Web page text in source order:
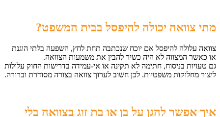
מתי צוואה יכולה להיפסל בבית המשפט?
צוואה עלולה להיפסל אם יוכח שנכתבה תחת לחץ, השפעה בלתי הוגנת
או כאשר המצווה לא היה כשיר להבין את משמעות הצוואה.
גם טעויות בניסוח, חתימה לא תקינה או אי-עמידה בדרישות החוק עלולות
ליצור מחלוקות משפטיות. לכן חשוב לערוך צוואה בצורה מסודרת וברורה.
איך אפשר להגן על בן או בת זוג בצוואה בלי